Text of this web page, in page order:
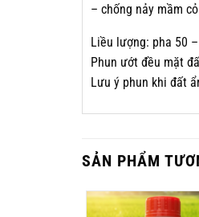
– chống nảy mầm
Liều lượng: pha 50
Phun ướt đều mặt
Lưu ý phun khi đất
SẢN PHẨM